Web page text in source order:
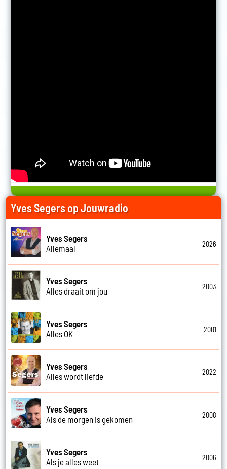
Yves Segers op Jouwradio
Yves Segers
Allemaal
2026
Yves Segers
Alles draait om jou
2003
Yves Segers
Alles OK
2001
Yves Segers
Alles wordt liefde
2022
Yves Segers
Als de morgen is gekomen
2008
Yves Segers
Als je alles weet
2006